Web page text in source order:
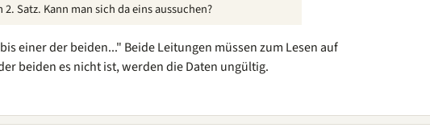
Satz. Kann man sich da eins aussuchen?
einer der beiden..." Beide Leitungen müssen zum Lesen auf
beiden es nicht ist, werden die Daten ungültig.